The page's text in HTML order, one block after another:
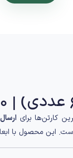
کارتن‌ها برای
این محصول با